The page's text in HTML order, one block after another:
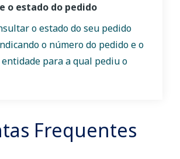
o estado do pedido
o estado do seu pedido
o número do pedido e o
entidade para a qual pediu o
Frequentes